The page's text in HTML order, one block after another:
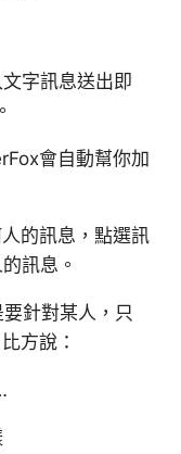
字訊息送出即
會自動幫你加
的訊息，點選訊
訊息。
針對某人，只
方說：